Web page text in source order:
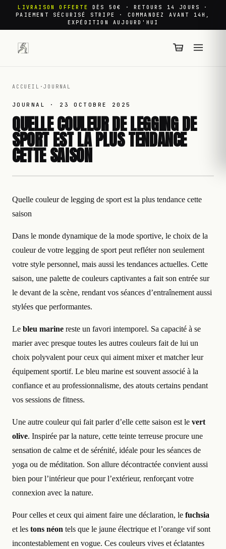
LIVRAISON OFFERTE
DÈS 50€ · RETOURS 14 JOURS ·
PAIEMENT SÉCURISÉ STRIPE · COMMANDEZ AVANT 14H,
EXPÉDITION AUJOURD'HUI
ACCUEIL ·JOURNAL
JOURNAL · 23 OCTOBRE 2025
QUELLE COULEUR DE LEGGING DE
SPORT EST LA PLUS TENDANCE
CETTE SAISON
Quelle couleur de legging de sport est la plus tendance cette
saison
Dans le monde dynamique de la mode sportive, le choix de la
couleur de votre legging de sport peut refléter non seulement
votre style personnel, mais aussi les tendances actuelles. Cette
saison, une palette de couleurs captivantes a fait son entrée sur
le devant de la scène, rendant vos séances d’entraînement aussi
stylées que performantes.
Le bleu marine reste un favori intemporel. Sa capacité à se
marier avec presque toutes les autres couleurs fait de lui un
choix polyvalent pour ceux qui aiment mixer et matcher leur
équipement sportif. Le bleu marine est souvent associé à la
confiance et au professionnalisme, des atouts certains pendant
vos sessions de fitness.
Une autre couleur qui fait parler d’elle cette saison est le vert
olive. Inspirée par la nature, cette teinte terreuse procure une
sensation de calme et de sérénité, idéale pour les séances de
yoga ou de méditation. Son allure décontractée convient aussi
bien pour l’intérieur que pour l’extérieur, renforçant votre
connexion avec la nature.
Pour celles et ceux qui aiment faire une déclaration, le fuchsia
et les tons néon tels que le jaune électrique et l’orange vif sont
incontestablement en vogue. Ces couleurs vives et éclatantes